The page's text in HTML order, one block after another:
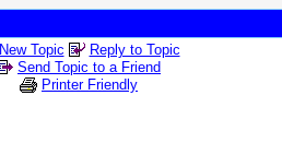
New Topic
Reply to Topic
Send Topic to a Friend
Printer Friendly